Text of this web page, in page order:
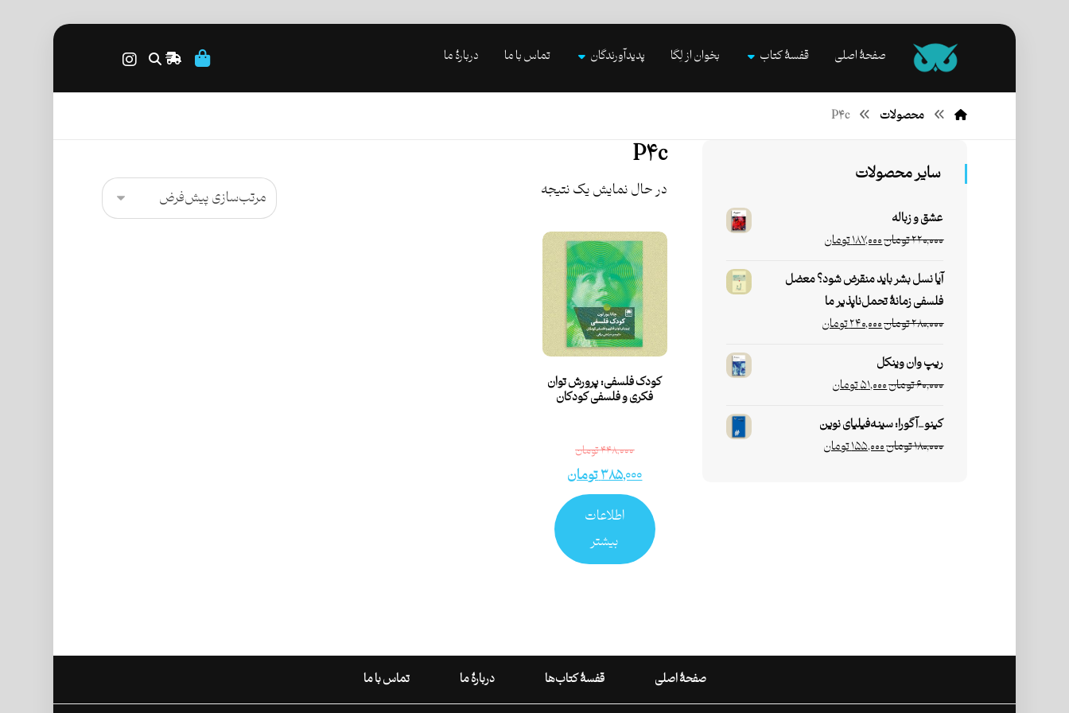
صفحۀ اصلی قفسۀ کتاب بخوان از لِگا پدیدآورندگان تماس با ما دربارۀ ما
محصولات P۴c
P۴c
در حال نمایش یک نتیجه
کودک فلسفی: پرورش توان
فکری و فلسفی کودکان
۴۴۸,۰۰۰تومان
۳۸۵,۰۰۰تومان
اطلاعات
بیشتر
سایر محصولات
عشق و زباله
۲۲۰,۰۰۰تومان۱۸۷,۰۰۰تومان
آیا نسل بشر باید منقرض شود؟ معضل
فلسفی زمانۀ تحمل‌ناپذیر ما
۲۸۰,۰۰۰تومان۲۴۰,۰۰۰تومان
ریپ وان وینکل
۶۰,۰۰۰تومان۵۱,۰۰۰تومان
کینو_آگورا: سینه‌فیلیای نوین
۱۸۰,۰۰۰تومان۱۵۵,۰۰۰تومان
صفحۀ اصلی قفسۀ کتاب‌ها دربارۀ ما تماس با ما